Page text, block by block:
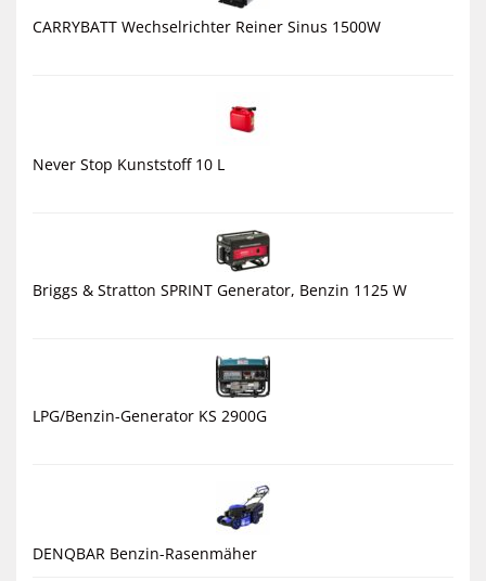
CARRYBATT Wechselrichter Reiner Sinus 1500W
Never Stop Kunststoff 10 L
Briggs & Stratton SPRINT Generator, Benzin 1125 W
LPG/Benzin-Generator KS 2900G
DENQBAR Benzin-Rasenmäher